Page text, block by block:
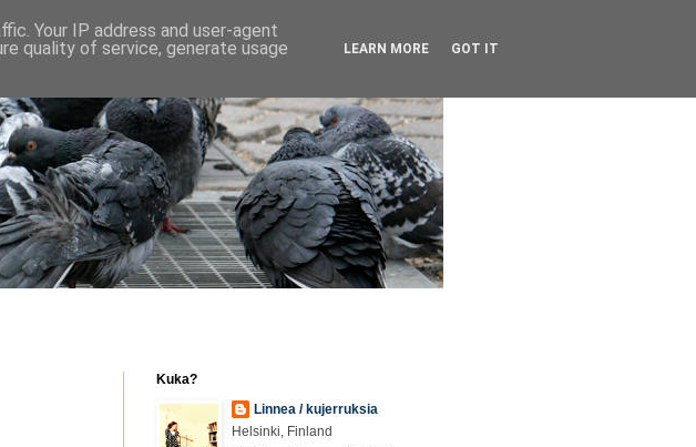
Kuka?
Linnea / kujerruksia
Helsinki, Finland
Your IP address and user-agent
quality of service, generate usage
LEARN MORE GOT IT